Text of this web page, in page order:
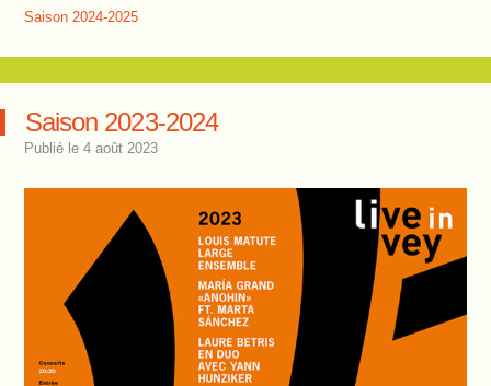
Saison 2024-2025
Saison 2023-2024
Publié le 4 août 2023